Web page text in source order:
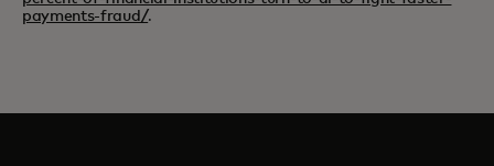
payments-fraud/.